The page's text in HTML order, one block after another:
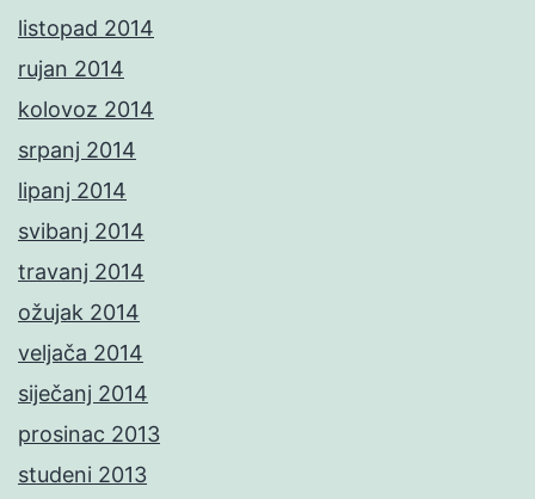
listopad 2014
rujan 2014
kolovoz 2014
srpanj 2014
lipanj 2014
svibanj 2014
travanj 2014
ožujak 2014
veljača 2014
siječanj 2014
prosinac 2013
studeni 2013